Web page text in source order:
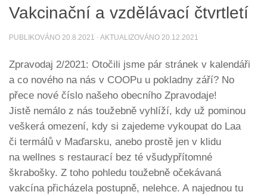
Vakcinační a vzdělávací čtvrtletí
PUBLIKOVÁNO 20.8.2021 · AKTUALIZOVÁNO 20.12.2021
Zpravodaj 2/2021: Otočili jsme pár stránek v kalendáři
a co nového na nás v COOPu u pokladny září? No
přece nové číslo našeho obecního Zpravodaje!
Jistě nemálo z nás toužebně vyhlíží, kdy už pominou
veškerá omezení, kdy si zajedeme vykoupat do Laa
či termálů v Maďarsku, anebo prostě jen v klidu
na wellnes s restaurací bez té všudypřítomné
škrabošky. Z toho pohledu toužebně očekávaná
vakcína přicházela postupně, nelehce. A najednou tu